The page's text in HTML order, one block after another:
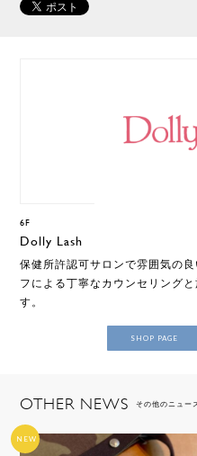
6F
Dolly Lash
保健所許認可サロンで雰囲気の
フによる丁寧なカウンセリング
す。
SHOP PAGE
OTHER NEWS その他のニュー
NEW